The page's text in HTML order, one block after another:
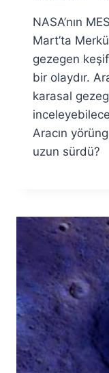
Fuat
Özyar
NASA’nın
Mart’ta
gezegen
bir olaydır.
karasal
Aracın
uzun sürdü?